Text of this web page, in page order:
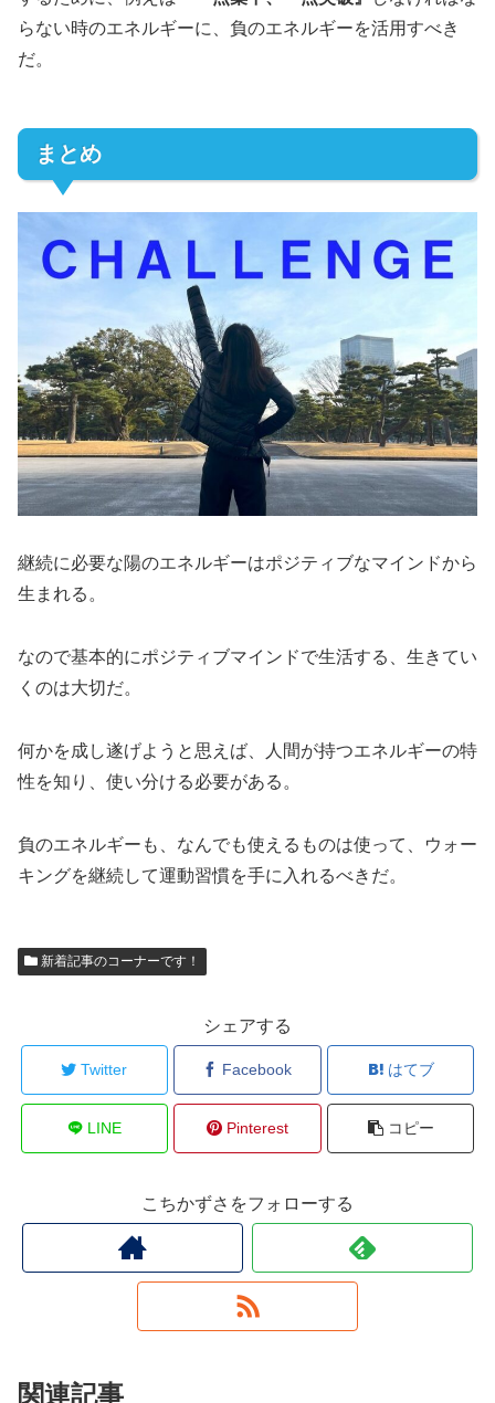
らない時のエネルギーに、負のエネルギーを活用すべき
だ。
まとめ
継続に必要な陽のエネルギーはポジティブなマインドから
生まれる。
なので基本的にポジティブマインドで生活する、生きてい
くのは大切だ。
何かを成し遂げようと思えば、人間が持つエネルギーの特
性を知り、使い分ける必要がある。
負のエネルギーも、なんでも使えるものは使って、ウォー
キングを継続して運動習慣を手に入れるべきだ。
新着記事のコーナーです！
シェアする
Twitter Facebook はてブ
LINE Pinterest コピー
こちかずさをフォローする
関連記事